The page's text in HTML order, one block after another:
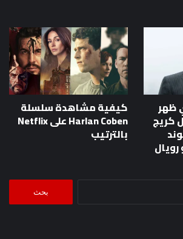
ظهر
كريج
كيفية مشاهدة سلسلة
Harlan Coben على Netflix
بالترتيب